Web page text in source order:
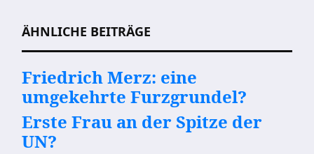
ÄHNLICHE BEITRÄGE
Friedrich Merz: eine
umgekehrte Furzgrundel?
Erste Frau an der Spitze der
UN?